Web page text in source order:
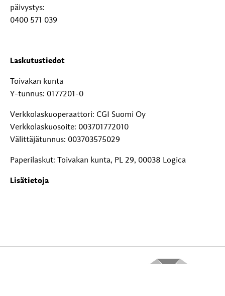
päivystys:
0400 571 039
Laskutustiedot
Toivakan kunta
Y-tunnus: 0177201-0
Verkkolaskuoperaattori: CGI Suomi Oy
Verkkolaskuosoite: 003701772010
Välittäjätunnus: 003703575029
Paperilaskut: Toivakan kunta, PL 29, 00038 Logica
Lisätietoja